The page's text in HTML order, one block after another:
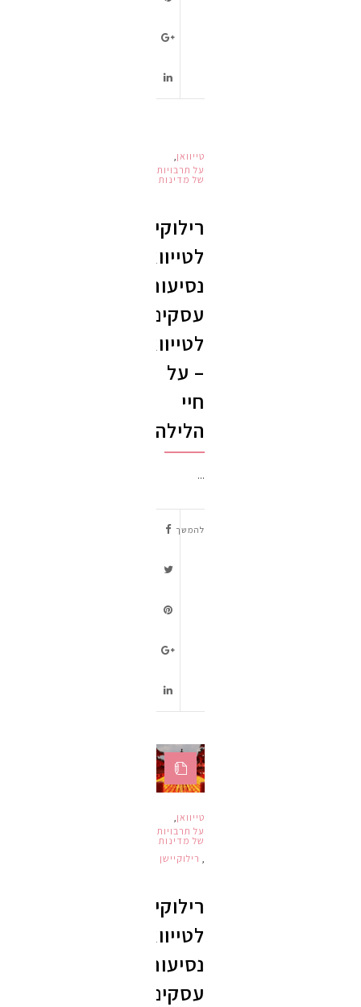
טייוואן
על תרבויות
של מדינות
רילוקיישן
לטייוואן,
נסיעות
עסקים
לטייוואן
– על
חיי
הלילה
...
להמשך
טייוואן
על תרבויות
של מדינות
רילוקיישן
רילוקיישן
לטייוואן,
נסיעות
עסקים